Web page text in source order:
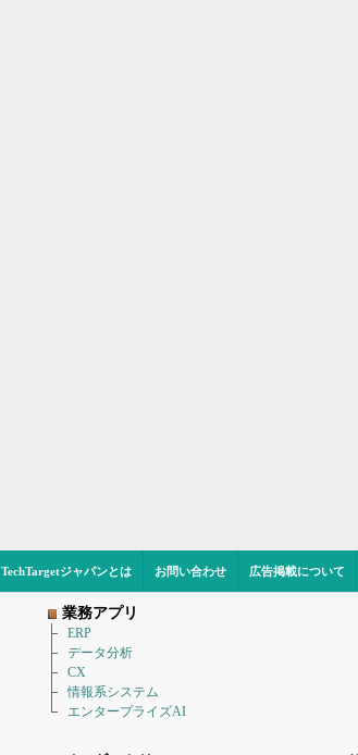
TechTargetジャパンとは お問い合わせ 広告掲載について
業務アプリ
ERP
データ分析
CX
情報系システム
エンタープライズAI